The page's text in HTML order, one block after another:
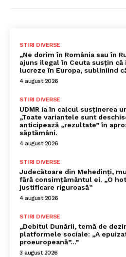
STIRI DIVERSE
„Ne dorim în România sau în
ajuns ilegal în Ceuta susțin că
lucreze în Europa, subliniind
4 august 2026
STIRI DIVERSE
UDMR ia în calcul susținerea
„Toate variantele sunt
anticipează „rezultate” în
săptămâni.
4 august 2026
STIRI DIVERSE
Judecătoare din Mehedinți,
fără consimțământul ei. „O
justificare riguroasă”
4 august 2026
STIRI DIVERSE
„Debitul Dunării, temă de
platformele sociale: „A
proeuropeană”…”
3 august 2026